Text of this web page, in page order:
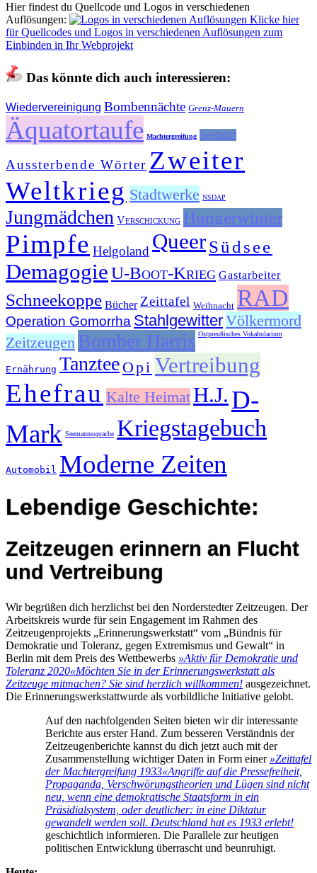
Hier findest du Quellcode und Logos in verschiedenen
Auflösungen:
Klicke hier
für Quellcodes und Logos in verschiedenen Auflösungen zum
Einbinden in Ihr Webprojekt
Das könnte dich auch interessieren:
Wiedervereinigung Bombennächte Grenz-Mauern
Äquatortaufe Machtergreifung Seefahrt
Aussterbende Wörter Zweiter
Weltkrieg Stadtwerke NSDAP
Jungmädchen Verschickung Hungerwinter
Pimpfe Helgoland QueerSüdsee
DemagogieU-Boot-Krieg Gastarbeiter
Schneekoppe Bücher Zeittafel Weihnacht RAD
Operation Gomorrha StahlgewitterVölkermord
Zeitzeugen Bomber Harris Ostpreußisches Vokabularium
Ernährung Tanztee Opi Vertreibung
Ehefrau Kalte Heimat H.J. D-
Mark Seemannssprache Kriegstagebuch
Automobil Moderne Zeiten
Lebendige Geschichte:
Zeitzeugen erinnern an Flucht
und Vertreibung
Wir begrüßen dich herzlichst bei den Norderstedter Zeitzeugen. Der
Arbeitskreis wurde für sein Engagement im Rahmen des
Zeitzeugenprojekts „Erinnerungswerkstatt“ vom „Bündnis für
Demokratie und Toleranz, gegen Extremismus und Gewalt“ in
Berlin mit dem Preis des Wettbewerbs »Aktiv für Demokratie und
Toleranz 2020«Möchten Sie in der Erinnerungswerkstatt als
Zeitzeuge mitmachen? Sie sind herzlich willkommen! ausgezeichnet.
Die Erinnerungswerkstattwurde als vorbildliche Initiative gelobt.
Auf den nachfolgenden Seiten bieten wir dir interessante
Berichte aus erster Hand. Zum besseren Verständnis der
Zeitzeugenberichte kannst du dich jetzt auch mit der
Zusammenstellung wichtiger Daten in Form einer »Zeittafel
der Machtergreifung 1933«Angriffe auf die Pressefreiheit,
Propaganda, Verschwörungstheorien und Lügen sind nicht
neu, wenn eine demokratische Staatsform in ein
Präsidialsystem, oder deutlicher: in eine Diktatur
gewandelt werden soll. Deutschland hat es 1933 erlebt!
geschichtlich informieren. Die Parallele zur heutigen
politischen Entwicklung überrascht und beunruhigt.